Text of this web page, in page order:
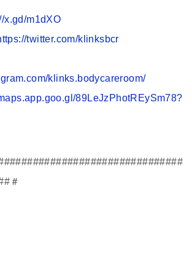
x.gd/m1dXO
twitter.com/klinksbcr
klinks.bodycareroom/
89LeJzPhotREySm78?
＃